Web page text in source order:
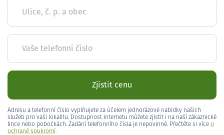
Ulice, č. p. a obec
Vaše telefonní číslo
Zjistit cenu
Adresu a telefonní číslo vyplňujete za účelem jednorázové nabídky našich
služeb pro vaši lokalitu. Dostupnost internetu můžete zjistit i na naší zákaznické
lince nebo pobočkách. Zadání telefonního čísla je nepovinné. Přečtěte si více o
ochraně soukromí.